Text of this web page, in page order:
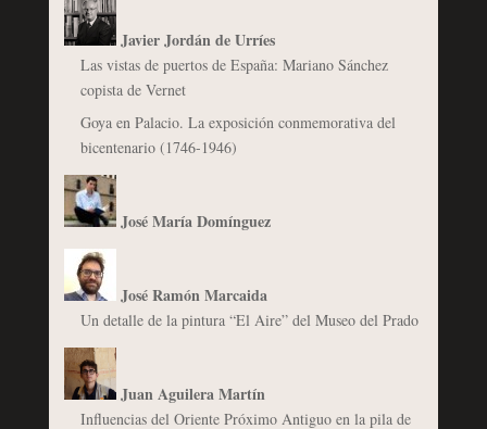
Javier Jordán de Urríes
Las vistas de puertos de España: Mariano Sánchez
copista de Vernet
Goya en Palacio. La exposición conmemorativa del
bicentenario (1746-1946)
José María Domínguez
José Ramón Marcaida
Un detalle de la pintura “El Aire” del Museo del Prado
Juan Aguilera Martín
Influencias del Oriente Próximo Antiguo en la pila de